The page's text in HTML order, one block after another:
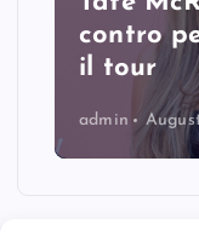
contro
il tour
admin